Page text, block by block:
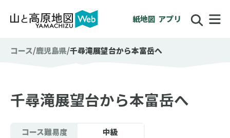
紙地図 アプリ
コース 鹿児島県 千尋滝展望台から本富岳へ
千尋滝展望台から本富岳へ
コース難易度
中級